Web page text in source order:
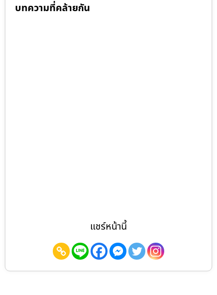
บทความที่คล้ายกัน
แชร์หน้านี้